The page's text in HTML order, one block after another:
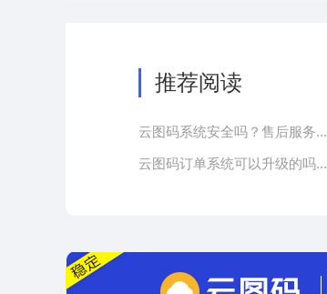
推荐阅读
云图码系统安全吗？售后服务...
云图码订单系统可以升级的吗...